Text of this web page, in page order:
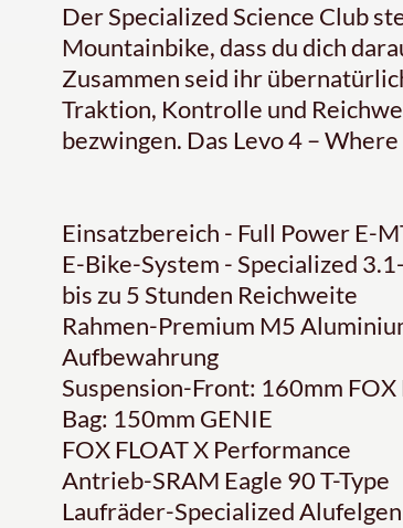
Der Specialized Science Club
Mountainbike, dass du dich
Zusammen seid ihr
Traktion, Kontrolle und
bezwingen. Das Levo 4 –
Einsatzbereich - Full Power E-
E-Bike-System - Specialized
bis zu 5 Stunden Reichweite
Rahmen-Premium M5
Aufbewahrung
Suspension-Front: 160mm FOX
Bag: 150mm GENIE
FOX FLOAT X Performance
Antrieb-SRAM Eagle 90 T-Type
Laufräder-Specialized